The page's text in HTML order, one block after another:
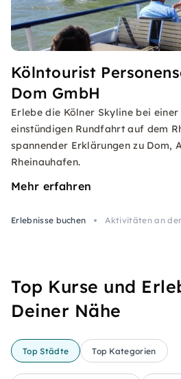
Kölntourist
Dom GmbH
Erlebe die Kölner Skyline bei einer
einstündigen Rundfahrt auf dem
spannender Erklärungen zu Dom,
Rheinauhafen.
Mehr erfahren
Erlebnisse buchen Aktivitäten an
Top Kurse und
Deiner Nähe
Top Städte Top Kategorien